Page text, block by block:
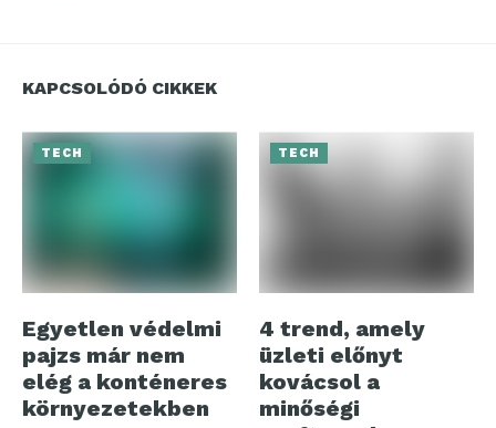
KAPCSOLÓDÓ CIKKEK
TECH
Egyetlen védelmi
pajzs már nem
elég a konténeres
környezetekben
TECH
4 trend, amely
üzleti előnyt
kovácsol a
minőségi